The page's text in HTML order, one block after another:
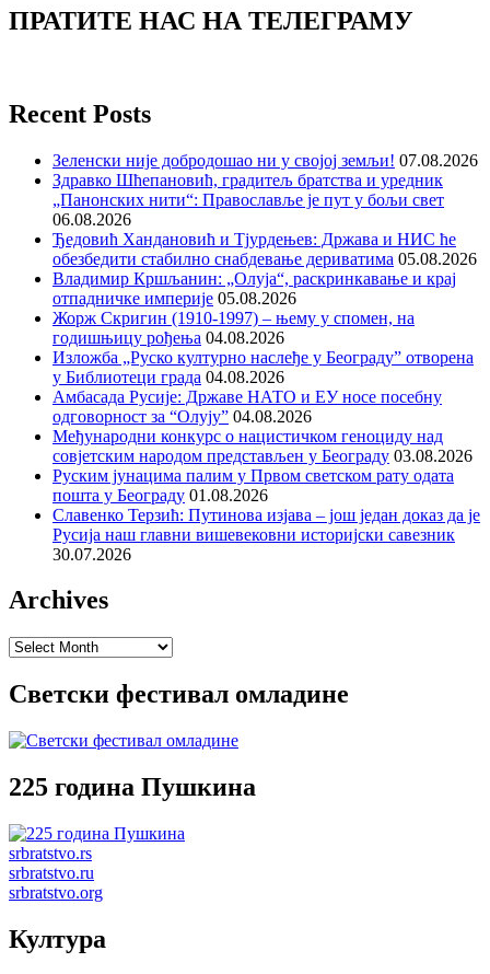
ПРАТИТЕ НАС НА ТЕЛЕГРАМУ
Recent Posts
Зеленски није добродошао ни у својој земљи! 07.08.2026
Здравко Шћепановић, градитељ братства и уредник
„Панонских нити“: Православље је пут у бољи свет
06.08.2026
Ђедовић Хандановић и Тјурдењев: Држава и НИС ће
обезбедити стабилно снабдевање дериватима 05.08.2026
Владимир Кршљанин: „Олуја“, раскринкавање и крај
отпадничке империје 05.08.2026
Жорж Скригин (1910-1997) – њему у спомен, на
годишњицу рођења 04.08.2026
Изложба „Руско културно наслеђе у Београду” отворена
у Библиотеци града 04.08.2026
Амбасада Русије: Државе НАТО и ЕУ носе посебну
одговорност за “Олују” 04.08.2026
Међународни конкурс о нацистичком геноциду над
совјетским народом представљен у Београду 03.08.2026
Руским јунацима палим у Првом светском рату одата
пошта у Београду 01.08.2026
Славенко Терзић: Путинова изјава – још један доказ да је
Русија наш главни вишевековни историјски савезник
30.07.2026
Archives
Archives
Светски фестивал омладине
225 година Пушкина
srbratstvo.rs
srbratstvo.ru
srbratstvo.org
Култура